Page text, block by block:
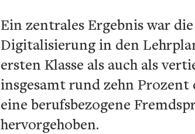
Ein zentrales Ergebnis war
Digitalisierung in den
ersten Klasse als auch als
insgesamt rund zehn
eine berufsbezogene
hervorgehoben.